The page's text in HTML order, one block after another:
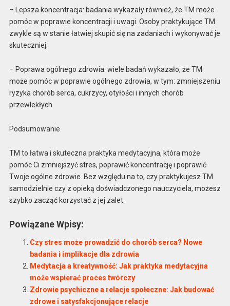
– Lepsza koncentracja: badania wykazały również, że TM może
pomóc w poprawie koncentracji i uwagi. Osoby praktykujące TM
zwykle są w stanie łatwiej skupić się na zadaniach i wykonywać je
skuteczniej.
– Poprawa ogólnego zdrowia: wiele badań wykazało, że TM
może pomóc w poprawie ogólnego zdrowia, w tym: zmniejszeniu
ryzyka chorób serca, cukrzycy, otyłości i innych chorób
przewlekłych.
Podsumowanie
TM to łatwa i skuteczna praktyka medytacyjna, która może
pomóc Ci zmniejszyć stres, poprawić koncentrację i poprawić
Twoje ogólne zdrowie. Bez względu na to, czy praktykujesz TM
samodzielnie czy z opieką doświadczonego nauczyciela, ​​możesz
szybko zacząć korzystać z jej zalet.
Powiązane Wpisy:
Czy stres może prowadzić do chorób serca? Nowe
badania i implikacje dla zdrowia
Medytacja a kreatywność: Jak praktyka medytacyjna
może wspierać proces twórczy
Zdrowie psychiczne a relacje społeczne: Jak budować
zdrowe i satysfakcjonujące relacje